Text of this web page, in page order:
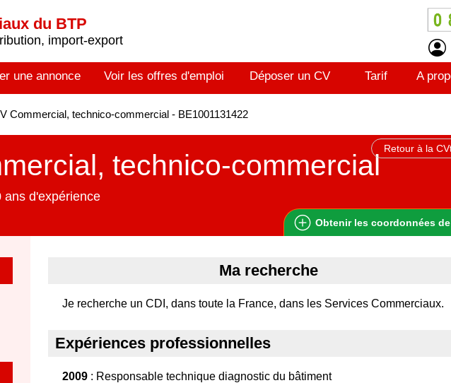
du BTP
import-export
une annonce Voir les offres d'emploi Déposer un CV Tarif A
Commercial, technico-commercial - BE1001131422
Retour à la
technico-commercial
ans d'expérience
Obtenir les coordonnées
Ma recherche
Je recherche un CDI, dans toute la France, dans les Services Commerciaux.
Expériences professionnelles
2009 : Responsable technique diagnostic du bâtiment